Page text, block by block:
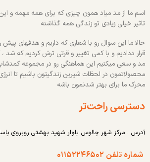
اسم ما از مد میاد همون چیزی که برای همه مهمه و این
تاثیر خیلی زیادی تو زندگی همه گذاشته
حالا ما این سوال رو با شعاری که داریم و هدفهای پیش
قرار ددادیم و با کمی تغییر و قرتی ترش کردیم که شد
مد و سعی میکنیم این هماهنگی رو در مجموعه کمدشاپ
محصولاتمون در لحظات شیرین زندگیتون باشیم تا
محرک ما برای بهتر شدنمون باشه
دسترسی راحت‌تر
آدرس : مرکز شهر چالوس بلوار شهید بهشتی روبروی
شماره تلفن ۰۱۱۵۲۲۴۶۵۰۲